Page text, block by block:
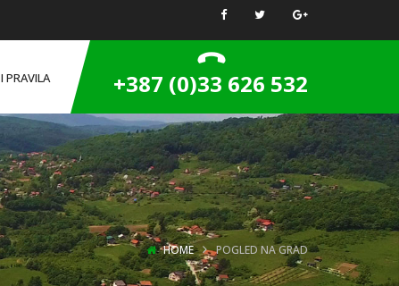
PRAVILA +387 (0)33 626 532
HOME POGLED NA GRAD